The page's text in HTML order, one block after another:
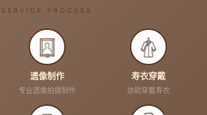
SERVICE PROCESS
遗像制作
专业遗像拍摄制作
寿衣穿戴
协助穿戴寿衣